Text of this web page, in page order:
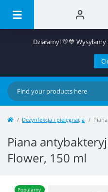
Działamy! 💛💙
Dezynfekcja i pielęgnacja
Piana
Flower, 150 ml
Popularny